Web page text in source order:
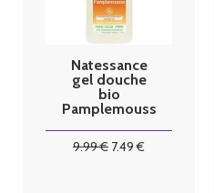
Natessance
gel douche
bio
Pamplemouss
9.99€ 7.49 €